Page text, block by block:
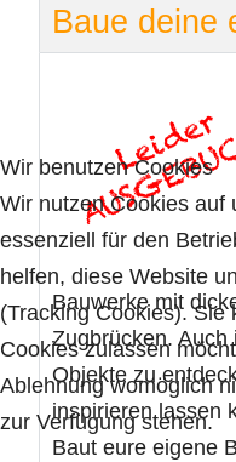
Baue deine
Bauwerke mit
Zugbrücken.
Objekte zu
inspirieren lassen
Baut eure eigene
Wir benutzen Cookies
Wir nutzen Cookies auf
essenziell für den
helfen, diese Website
(Tracking Cookies). Sie
Cookies zulassen
Ablehnung womöglich
zur Verfügung stehen.